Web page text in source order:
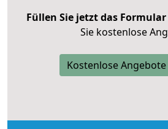
Füllen Sie jetzt das
Sie kostenlose
Kostenlose